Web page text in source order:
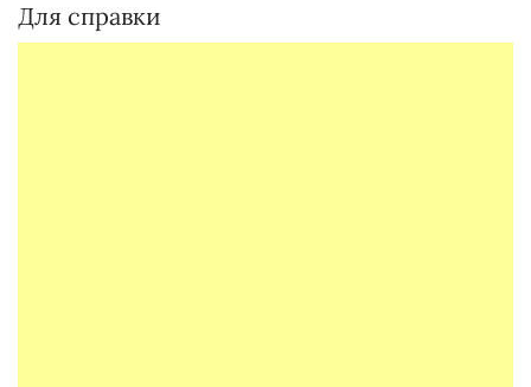
Для справки